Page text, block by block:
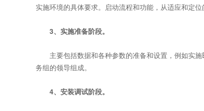
实施环境的具体要求。启动流程和功能，从适应和定位
3、实施准备阶段。
主要包括数据和各种参数的准备和设置，例如实施
务组的领导组成。
4、安装调试阶段。